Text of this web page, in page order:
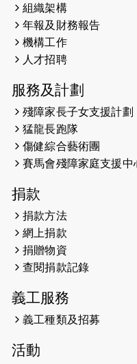
2026-05-22
2026-05-21
2026-05-14
（
2026-05-07
開始）
2026-04-30
2026-04-25
2026-04-24
2026-04-23
2026-04-19
組織架構
年報及財務報告
機構工作
人才招聘
服務及計劃
殘障家長子女支援計劃
猛龍長跑隊
傷健綜合藝術團
賽馬會殘障家庭支援中
捐款
捐款方法
網上捐款
捐贈物資
查閱捐款記錄
義工服務
義工種類及招募
活動